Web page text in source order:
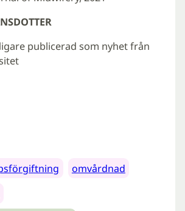
publicerad som nyhet från
omvårdnad